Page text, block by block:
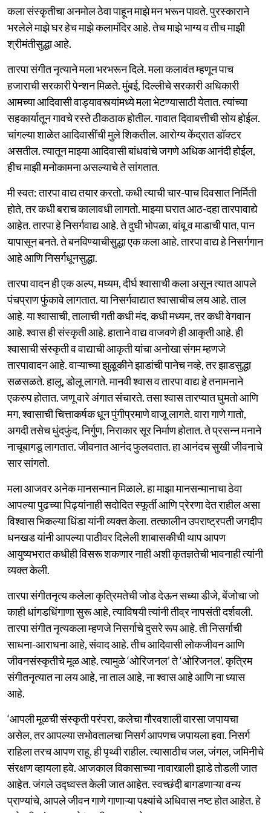
कला संस्कृतीचा अनमोल ठेवा पाहून माझे मन भरून पावते. पुरस्काराने
भरलेले माझे घर हेच माझे कलामंदिर आहे. तेच माझे भाग्य व तीच माझी
श्रीमंतीसुद्धा आहे.
तारपा संगीत नृत्याने मला भरभरून दिले. मला कलावंत म्हणून पाच
हजाराची सरकारी पेन्शन मिळते. मुंबई, दिल्लीचे सरकारी अधिकारी
आमच्या आदिवासी वाड्यावस्त्यांमध्ये मला भेटण्यासाठी येतात. त्यांच्या
सहकार्यातून गावचे रस्ते ठीकठाक होतील. गावात दिवाबत्तीची सोय होईल.
चांगल्या शाळेत आदिवासींची मुले शिकतील. आरोग्य केंद्रात डॉक्टर
असतील. त्यातून माझ्या आदिवासी बांधवांचे जगणे अधिक आनंदी होईल,
हीच माझी मनोकामना असल्याचे ते सांगतात.
मी स्वत: तारपा वाद्य तयार करतो. कधी त्याची चार-पाच दिवसात निर्मिती
होते, तर कधी बराच कालावधी लागतो. माझ्या घरात आठ-दहा तारपावाद्ये
आहेत. तारपा हे निसर्गवाद्य आहे. ते दुधी भोपळा, बांबू व माडाची पात, पान
यापासून बनते. ते बनविण्याचीसुद्धा एक कला आहे. तारपा वाद्य हे निसर्गगान
आहे आणि निसर्गधूनसुद्धा.
तारपा वादन ही एक अल्प, मध्यम, दीर्घ श्वासाची कला असून त्यात आपले
पंचप्राण फुंकावे लागतात. या निसर्गवाद्यात श्वासाचीच लय आहे. ताल
आहे. या श्वासाची, तालाची गती कधी मंद, कधी मध्यम, तर कधी वेगवान
आहे. श्वास ही संस्कृती आहे. हाताने वाद्य वाजवणे ही आकृती आहे. ही
श्वासाची संस्कृती व वाद्याची आकृती यांचा अनोखा संगम म्हणजे
तारपावादन आहे. वाऱ्याच्या झुळूकीने झाडांची पानेच नव्हे, तर झाडसुद्धा
सळसळते. हालू, डोलू लागते. मानवी श्वास व तारपा वाद्य हे तनामनाने
एकरुप होतात. जणू वारे अंगात संचारते. तसा श्वास तारप्यात घुमतो आणि
मग, श्वासाची चित्ताकर्षक धून पुंगीप्रमाणे वाजू लागते. वारा गाणे गातो,
अगदी तसेच धुंदफुंद, निर्गुण, निराकार सूर निर्माण होतात. ते प्रसन्न मनाने
नाचूबागडू लागतात. जीवनात आनंद फुलवतात. हा आनंदच सुखी जीवनाचे
सार सांगतो.
मला आजवर अनेक मानसन्मान मिळाले. हा माझा मानसन्मानाचा ठेवा
आपल्या पुढच्या पिढ्यांनाही सदोदित स्फूर्ती आणि प्रेरणा देत राहील असा
विश्वास भिकल्या धिंडा यांनी व्यक्त केला. तत्कालीन उपराष्ट्रपती जगदीप
धनखड यांनी आपल्या पाठीवर दिलेली शाबासकीची थाप आपण
आयुष्यभरात कधीही विसरू शकणार नाही अशी कृतज्ञतेची भावनाही त्यांनी
व्यक्त केली.
तारपा संगीतनृत्य कलेला कृत्रिमतेची जोड देऊन सध्या डीजे, बेंजोचा जो
काही धांगडधिंगाणा सुरू आहे, त्याविषयी त्यांनी तीव्र नापसंती दर्शवली.
तारपा संगीत नृत्यकला म्हणजे निसर्गाचे दुसरे रूप आहे. ती निसर्गाची
साधना-आराधना आहे, संवाद आहे. तीच आदिवासी लोकजीवन आणि
जीवनसंस्कृतीचे मूळ आहे. त्यामुळे ‘ओरिजनल’ ते ‘ओरिजनल’. कृत्रिम
संगीतनृत्यात ना लय आहे, ना ताल आहे, ना श्वास आहे आणि ना ध्यास
आहे.
‘आपली मूळची संस्कृती परंपरा, कलेचा गौरवशाली वारसा जपायचा
असेल, तर आपल्या सभोवतालचा निसर्ग आपणच जपायला हवा. निसर्ग
राहिला तरच आपण राहू. ही पृथ्वी राहील. त्यासाठीच जल, जंगल, जमिनीचे
संरक्षण व्हायला हवे. आजकाल विकासाच्या नावाखाली झाडे तोडली जात
आहेत. जंगले उद्ध्वस्त केली जात आहेत. स्वच्छंदी बागडणाऱ्या वन्य
प्राण्यांचे, आपले जीवन गाणे गाणाऱ्या पक्ष्यांचे अधिवास नष्ट होत आहेत. हे